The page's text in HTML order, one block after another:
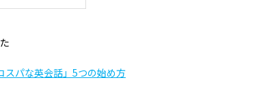
パな英会話」5つの始め方